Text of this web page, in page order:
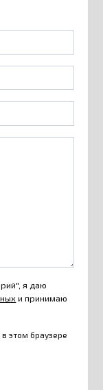
я даю
и принимаю
этом браузере